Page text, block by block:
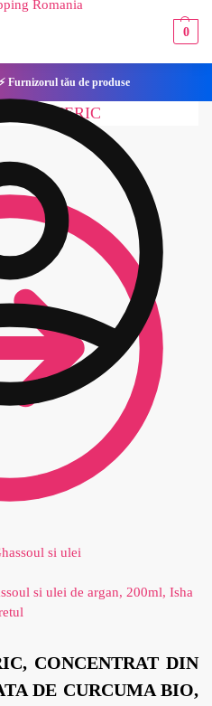
0
Furnizorul tău de produse
si ulei de argan, 200ml, Isha
CONCENTRAT DIN
DE CURCUMA BIO,